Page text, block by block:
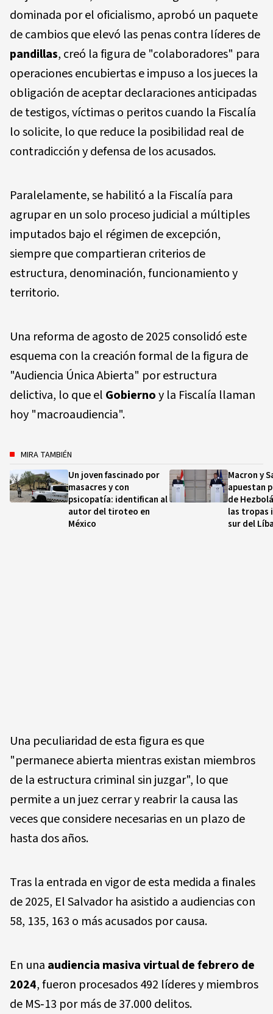
dominada por el oficialismo, aprobó un paquete
de cambios que elevó las penas contra líderes de
pandillas, creó la figura de "colaboradores" para
operaciones encubiertas e impuso a los jueces la
obligación de aceptar declaraciones anticipadas
de testigos, víctimas o peritos cuando la Fiscalía
lo solicite, lo que reduce la posibilidad real de
contradicción y defensa de los acusados.
Paralelamente, se habilitó a la Fiscalía para
agrupar en un solo proceso judicial a múltiples
imputados bajo el régimen de excepción,
siempre que compartieran criterios de
estructura, denominación, funcionamiento y
territorio.
Una reforma de agosto de 2025 consolidó este
esquema con la creación formal de la figura de
"Audiencia Única Abierta" por estructura
delictiva, lo que el Gobiernoy la Fiscalía llaman
hoy "macroaudiencia".
MIRA TAMBIÉN
Un joven fascinado por
masacres y con
psicopatía: identifican al
autor del tiroteo en
México
Macron y
apuestan
de
las tropas
sur del
Una peculiaridad de esta figura es que
"permanece abierta mientras existan miembros
de la estructura criminal sin juzgar", lo que
permite a un juez cerrar y reabrir la causa las
veces que considere necesarias en un plazo de
hasta dos años.
Tras la entrada en vigor de esta medida a finales
de 2025, El Salvador ha asistido a audiencias con
58, 135, 163 o más acusados por causa.
En una audiencia masiva virtual de febrero de
2024, fueron procesados 492 líderes y miembros
de MS‑13 por más de 37.000 delitos.